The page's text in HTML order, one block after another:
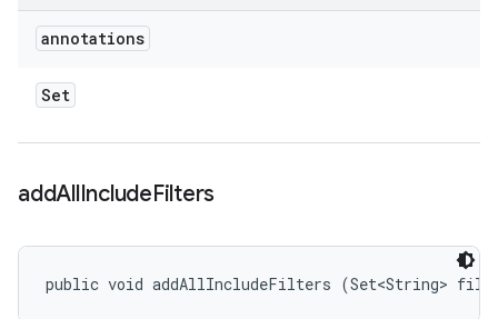
annotations
Set
addAllIncludeFilters
public void addAllIncludeFilters (Set<String>